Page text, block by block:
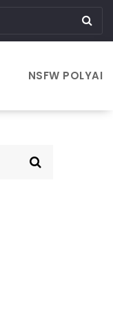
NSFW POLYAI